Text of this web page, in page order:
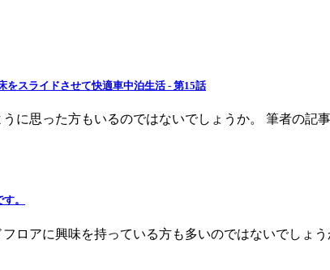
スライドさせて快適車中泊生活 - 第15話
に思った方もいるのではないでしょうか。 筆者の記
。
ロアに興味を持っている方も多いのではないでしょ